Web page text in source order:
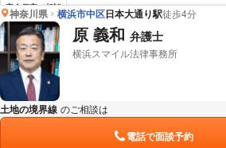
完全個室で相談
前田 康行 弁護士の詳細情
神奈川県 横浜市中区日本大通り駅徒歩4分
原 義和 弁護士
横浜スマイル法律事務所
土地の境界線 のご相談は
電話で面談予約